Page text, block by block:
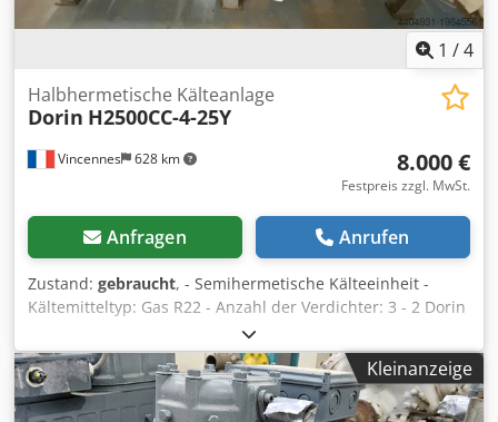
1 /4
Vincennes 628 km
Halbhermetische Kälteanlage
Dorin H2500CC-4-25Y
8.000 €
Festpreis zzgl. MwSt.
Anfragen Anrufen
Zustand: gebraucht, - Semihermetische Kälteeinheit -
Kältemitteltyp: Gas R22 - Anzahl der Verdichter: 3 - 2 Dorin
= H2500CC Dedjw Dvd Hepfx Apvokr - 1 Bitzer = 4-25Y - 1
Luftkondensator mit 8 Lüftern - Bitzer Verdichter 4-25Y -
Kältemittel: R134a - Sauggastemperatur: 20,00 °C -
Betriebsart: Automatisch - Stromversorgung: 400V-3-50Hz -
Kleinanzeige